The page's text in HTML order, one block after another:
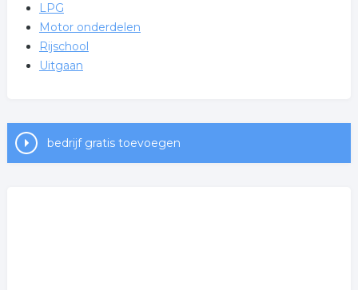
LPG
Motor onderdelen
Rijschool
Uitgaan
bedrijf gratis toevoegen